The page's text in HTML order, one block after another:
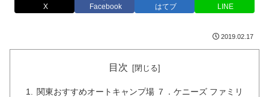
X Facebook はてブ LINE
2019.02.17
目次
関東おすすめオートキャンプ場 ７．ケニーズ ファミリ